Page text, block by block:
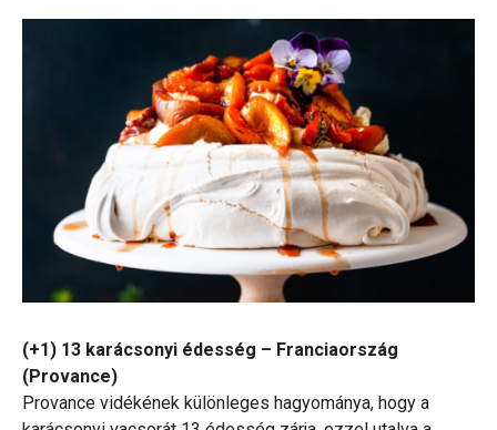
(+1) 13 karácsonyi édesség – Franciaország
(Provance)
Provance vidékének különleges hagyománya, hogy a